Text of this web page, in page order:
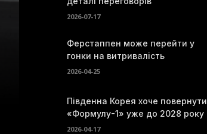
2026-07-17
Ферстаппен може перейти у
гонки на витривалість
2026-04-25
Південна Корея хоче повернути
«Формулу-1» уже до 2028 року
2026-04-17